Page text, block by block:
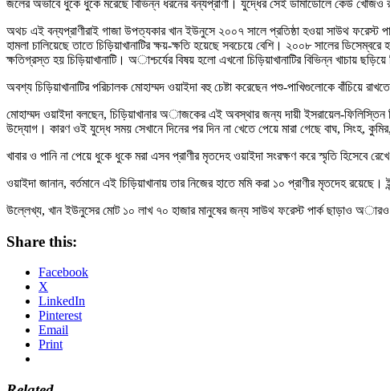
জলের অভাবে ধুঁকে ধুঁকে মরেছে বিভিন্ন ধরনের বন্যপ্রাণী। যুদ্ধের সেই ডামাডোলে কেউ খোঁজও
অথচ এই বন্যপ্রাণীরাই গাজা উপত্যকার খান ইউনুসে ২০০৭ সালে প্রতিষ্ঠা হওয়া সাউথ ফরেস্ট
হামলা চালিয়েছে তাতে চিড়িয়াখানাটির ক্ষয়-ক্ষতি হয়েছে সবচেয়ে বেশি। ২০০৮ সালের
ক্ষতিগ্রস্ত হয় চিড়িয়াখানাটি। অাশ্চর্যের বিষয় হলো এখনো চিড়িয়াখানাটির বিভিন্ন
অবশ্য চিড়িয়াখানাটির পরিচালক মোহাম্মদ ওয়াইদা বহু চেষ্টা করেছেন পশু-পাখিগুলোকে বাঁচিয়ে
মোহাম্মদ ওয়াইদা বলছেন, চিড়িয়াখানার অাজকের এই অবস্থার জন্য দায়ী ইসরায়েল-
উদ্যোগ। কারণ ওই যুদ্ধে সময় সেখানে দিনের পর দিন না খেতে পেয়ে মারা গেছে বাঘ, সিংহ, কুমির,
খাবার ও পানি না পেয়ে ধুকে ধুকে মরা এসব প্রাণীর মৃতদেহ ওয়াইদা সংরক্ষণ করে স্মৃতি হিসেবে
ওয়াইদা জানান, বর্তমানে এই চিড়িয়াখানায় তার নিজের হাতে মমি করা ১০ প্রাণীর মৃতদেহ রয়েছে।
উল্লেখ্য, খান ইউনুসের মোট ১০ লাখ ৭০ হাজার মানুষের জন্য সাউথ ফরেস্ট পার্ক ছাড়াও
Share this:
Facebook
X
LinkedIn
Pinterest
Email
Print